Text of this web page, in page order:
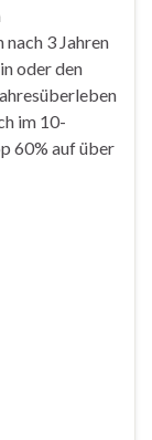
3 Jahren
oder den
im 10-
60% auf über